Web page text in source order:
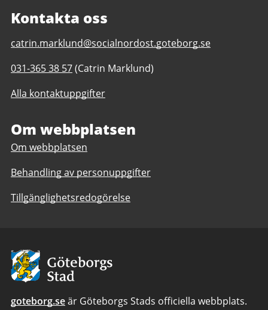
Kontakta oss
E-
till
Familjecentral
Hjällbo
catrin.marklund@socialnordost.goteborg.se
Telefonnummer
Familjecentral
031-365 38 57(Catrin Marklund)
Alla kontaktuppgifter
Om webbplatsen
Om webbplatsen
Behandling av personuppgifter
Tillgänglighetsredogörelse
Avsändare:
Göteborgs
Stad
goteborg.seär Göteborgs Stads officiella webbplats.